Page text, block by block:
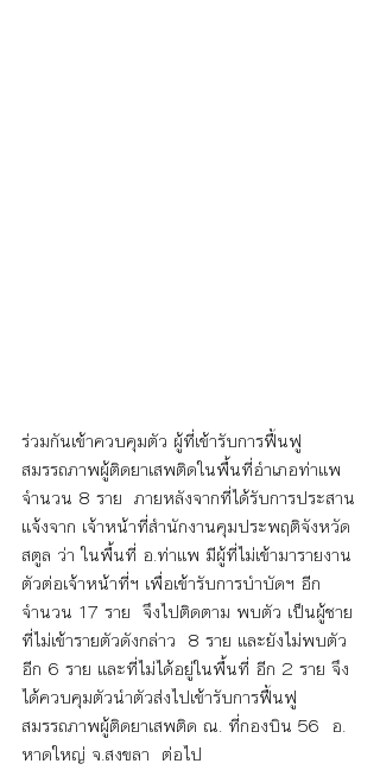
ร่วมกันเข้าควบคุมตัว ผู้ที่เข้ารับการฟื้นฟู
สมรรถภาพผู้ติดยาเสพติดในพื้นที่อำเภอท่าแพ
จำนวน 8 ราย  ภายหลังจากที่ได้รับการประสาน
แจ้งจาก เจ้าหน้าที่สำนักงานคุมประพฤติจังหวัด
สตูล ว่า ในพื้นที่ อ.ท่าแพ มีผู้ที่ไม่เข้ามารายงาน
ตัวต่อเจ้าหน้าที่ฯ เพื่อเข้ารับการบำบัดฯ อีก
จำนวน 17 ราย  จึงไปติดตาม พบตัว เป็นผู้ชาย
ที่ไม่เข้ารายตัวดังกล่าว  8 ราย และยังไม่พบตัว
อีก 6 ราย และที่ไม่ได้อยู่ในพื้นที่ อีก 2 ราย จึง
ได้ควบคุมตัวนำตัวส่งไปเข้ารับการฟื้นฟู
สมรรถภาพผู้ติดยาเสพติด ณ. ที่กองบิน 56  อ.
หาดใหญ่ จ.สงขลา  ต่อไป